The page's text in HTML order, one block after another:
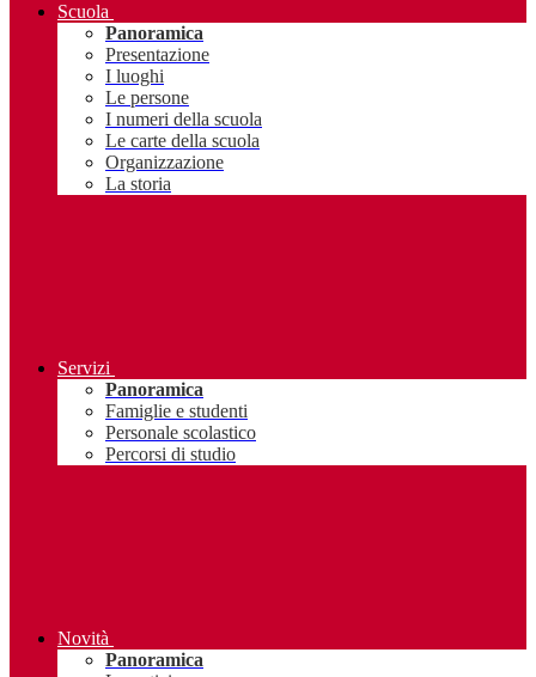
Scuola
Panoramica
Presentazione
I luoghi
Le persone
I numeri della scuola
Le carte della scuola
Organizzazione
La storia
Servizi
Panoramica
Famiglie e studenti
Personale scolastico
Percorsi di studio
Novità
Panoramica